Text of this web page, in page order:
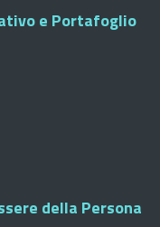
e Portafoglio
della Persona